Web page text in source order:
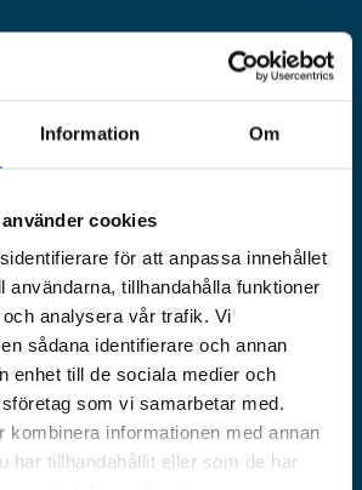
Information Om
cookies
för att anpassa innehållet
användarna, tillhandahålla funktioner
analysera vår trafik. Vi
sådana identifierare och annan
enhet till de sociala medier och
som vi samarbetar med.
kombinera informationen med annan
har tillhandahållit eller som de har
OM OSS
Karriär
Press
Juridisk information
Kontakta oss